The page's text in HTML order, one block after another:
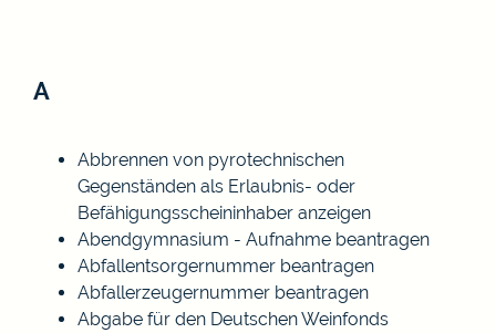
A
Abbrennen von pyrotechnischen
Gegenständen als Erlaubnis- oder
Befähigungsscheininhaber anzeigen
Abendgymnasium - Aufnahme beantragen
Abfallentsorgernummer beantragen
Abfallerzeugernummer beantragen
Abgabe für den Deutschen Weinfonds